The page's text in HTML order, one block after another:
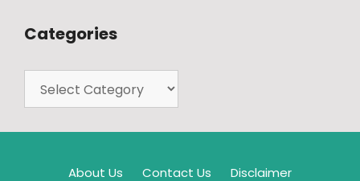
Categories
About Us Contact Us Disclaimer